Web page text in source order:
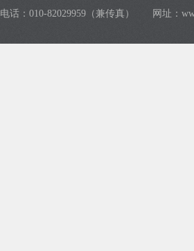
电话：010-82029959（兼传真） 网址：